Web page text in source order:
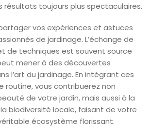
résultats toujours plus spectaculaires.
vos expériences et astuces
de jardinage. L’échange de
de techniques est souvent source
mener à des découvertes
l’art du jardinage. En intégrant ces
routine, vous contribuerez non
de votre jardin, mais aussi à la
biodiversité locale, faisant de votre
écosystème florissant.